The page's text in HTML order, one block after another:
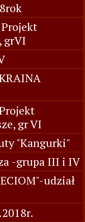
grVI
gr VI
"Kangurki"
-grupa III i IV
udział